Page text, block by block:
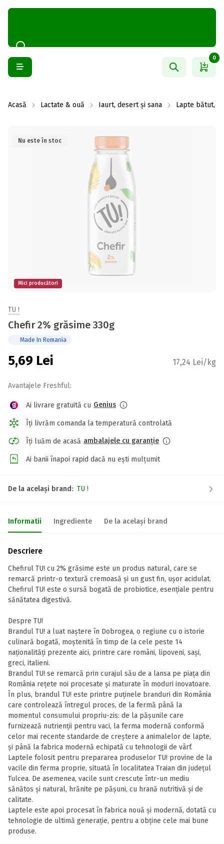
0
Acasă Lactate & ouă Iaurt, desert și sana Lapte bătut,
Nu este în stoc
Mici producători
TU !
Chefir 2% grăsime 330g
Made In Romania
5,69 Lei 17,24 Lei/kg
Avantajele Freshful:
Ai livrare gratuită cu Genius
Îți livrăm comanda la temperatură controlată
Îți luăm de acasă ambalajele cu garanție
Ai banii înapoi rapid dacă nu ești mulțumit
De la același brand: TU !
Informatii Ingrediente De la același brand
Descriere
Chefirul TU! cu 2% grăsime este un produs natural, care se
remarcă printr-o textură cremoasă și un gust fin, ușor acidulat.
Chefirul TU! este o sursă bogată de probiotice, esențiale pentru
sănătatea digestivă.
Despre TU!
Brandul TU! a luat naștere în Dobrogea, o regiune cu o istorie
culinară bogată, moștenită în timp de la cele peste 14
naționalități prezente aici, printre care români, lipoveni, sași,
greci, italieni.
Brandul TU! se remarcă prin curajul său de a lansa pe piața din
România rețete noi procesate și maturate în moduri inovatoare.
În plus, brandul TU! este printre puținele branduri din România
care controlează întregul proces, de la fermă până la
momentul consumului propriu-zis: de la pășunile care
furnizează nutrienții pentru vaci, la ferma modernă conformă
celor mai recente standarde de creștere a animalelor de lapte,
și până la fabrica modernă echipată cu tehnologii de vârf.
Laptele folosit pentru prepararea produselor TU! provine de la
vacile din ferma proprie, situată în localitatea Traian din județul
Tulcea. De asemenea, vacile sunt crescute într-un mediu
sănătos și natural, hrănite pe pășuni, cu hrană nutritivă și de
calitate.
Laptele este apoi procesat în fabrica nouă și modernă, dotată cu
tehnologie de ultimă generație, pentru a obține cele mai bune
produse.